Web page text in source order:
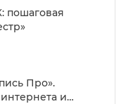
пошаговая
Про».
и